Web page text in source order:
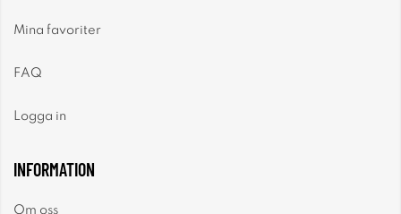
Mina favoriter
FAQ
Logga in
INFORMATION
Om oss